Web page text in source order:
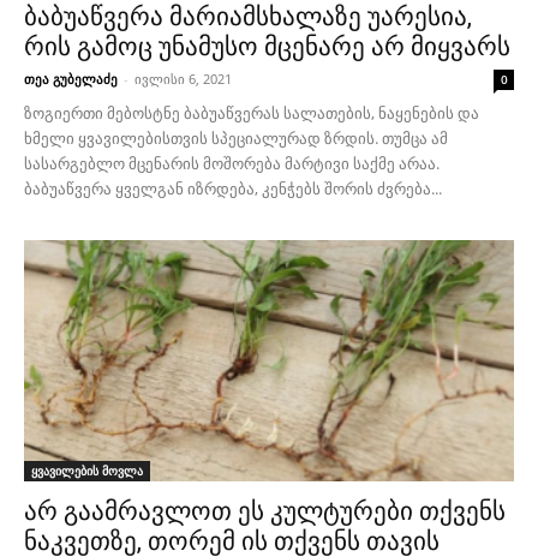
ბაბუაწვერა მარიამსხალაზე უარესია,
რის გამოც უნამუსო მცენარე არ მიყვარს
თეა გუბელაძე - ივლისი 6, 2021 0
ზოგიერთი მებოსტნე ბაბუაწვერას სალათების, ნაყენების და
ხმელი ყვავილებისთვის სპეციალურად ზრდის. თუმცა ამ
სასარგებლო მცენარის მოშორება მარტივი საქმე არაა.
ბაბუაწვერა ყველგან იზრდება, კენჭებს შორის ძვრება...
ყვავილების მოვლა
არ გაამრავლოთ ეს კულტურები თქვენს
ნაკვეთზე, თორემ ის თქვენს თავის